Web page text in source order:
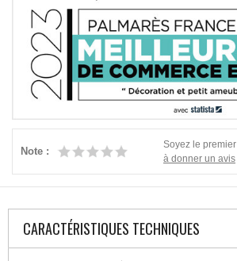
Note :
Soyez le premier
à donner un avis
CARACTÉRISTIQUES TECHNIQUES